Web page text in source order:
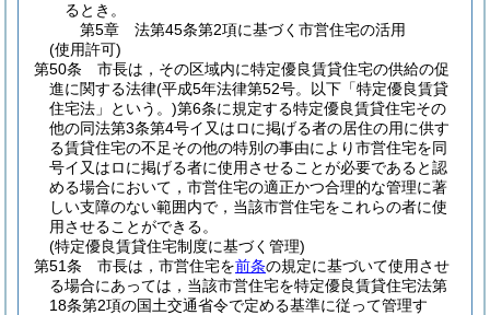
るとき。
第5章
法第45条第2項に基づく市営住宅の活用
(使用許可)
第50条
市長は，その区域内に特定優良賃貸住宅の供給の促
進に関する法律(平成5年法律第52号。以下「特定優良賃貸
住宅法」という。)第6条に規定する特定優良賃貸住宅その
他の同法第3条第4号イ又はロに掲げる者の居住の用に供す
る賃貸住宅の不足その他の特別の事由により市営住宅を同
号イ又はロに掲げる者に使用させることが必要であると認
める場合において，市営住宅の適正かつ合理的な管理に著
しい支障のない範囲内で，当該市営住宅をこれらの者に使
用させることができる。
(特定優良賃貸住宅制度に基づく管理)
第51条
市長は，市営住宅を前条の規定に基づいて使用させ
る場合にあっては，当該市営住宅を特定優良賃貸住宅法第
18条第2項の国土交通省令で定める基準に従って管理す